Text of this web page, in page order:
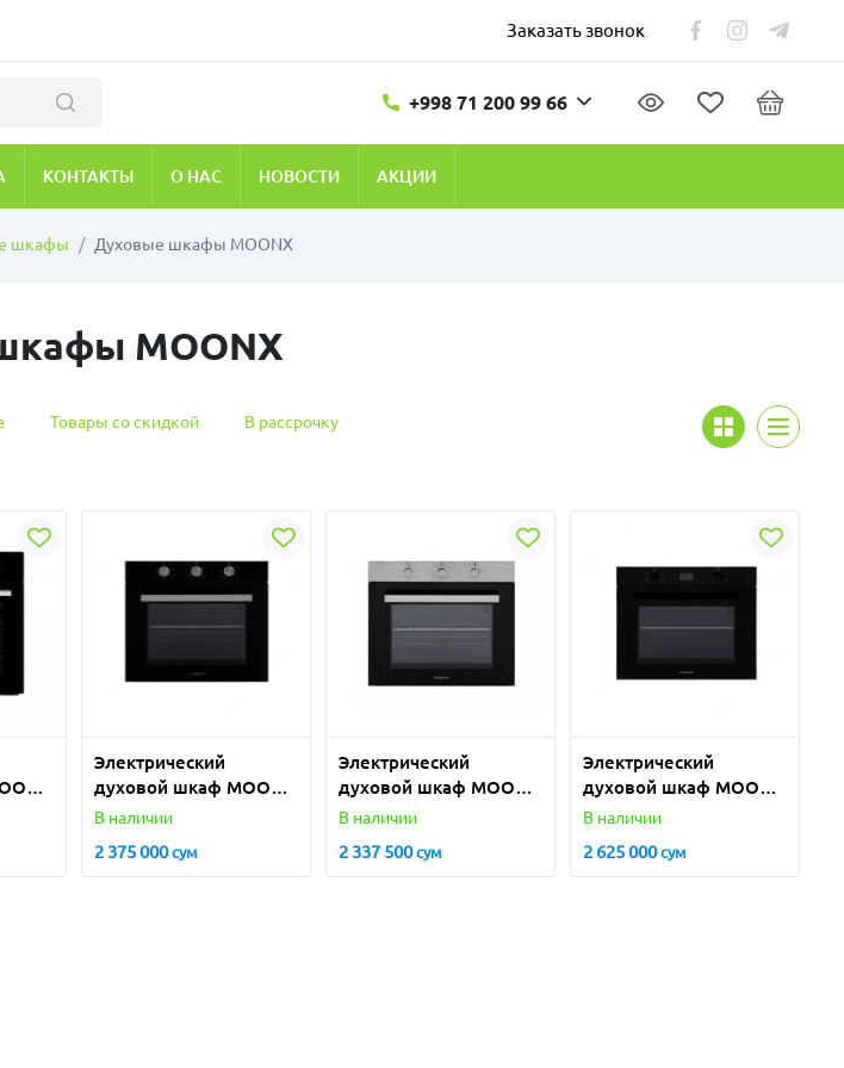
Заказать звонок
+998 71 200 99 66
КОНТАКТЫ О НАС НОВОСТИ АКЦИИ
шкафы Духовые шкафы MOONX
MOONX
Товары со скидкой В рассрочку
Электрический
духовой шкаф MOONX
BX5040B
В наличии
2 375 000сум
Электрический
духовой шкаф MOONX
BX5050I
В наличии
2 337 500сум
Электрический
духовой шкаф MOONX
BX8010B
В наличии
2 625 000сум